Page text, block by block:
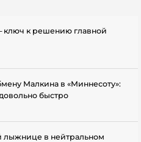
ключ к решению главной
Малкина в «Миннесоту»:
быстро
лыжнице в нейтральном